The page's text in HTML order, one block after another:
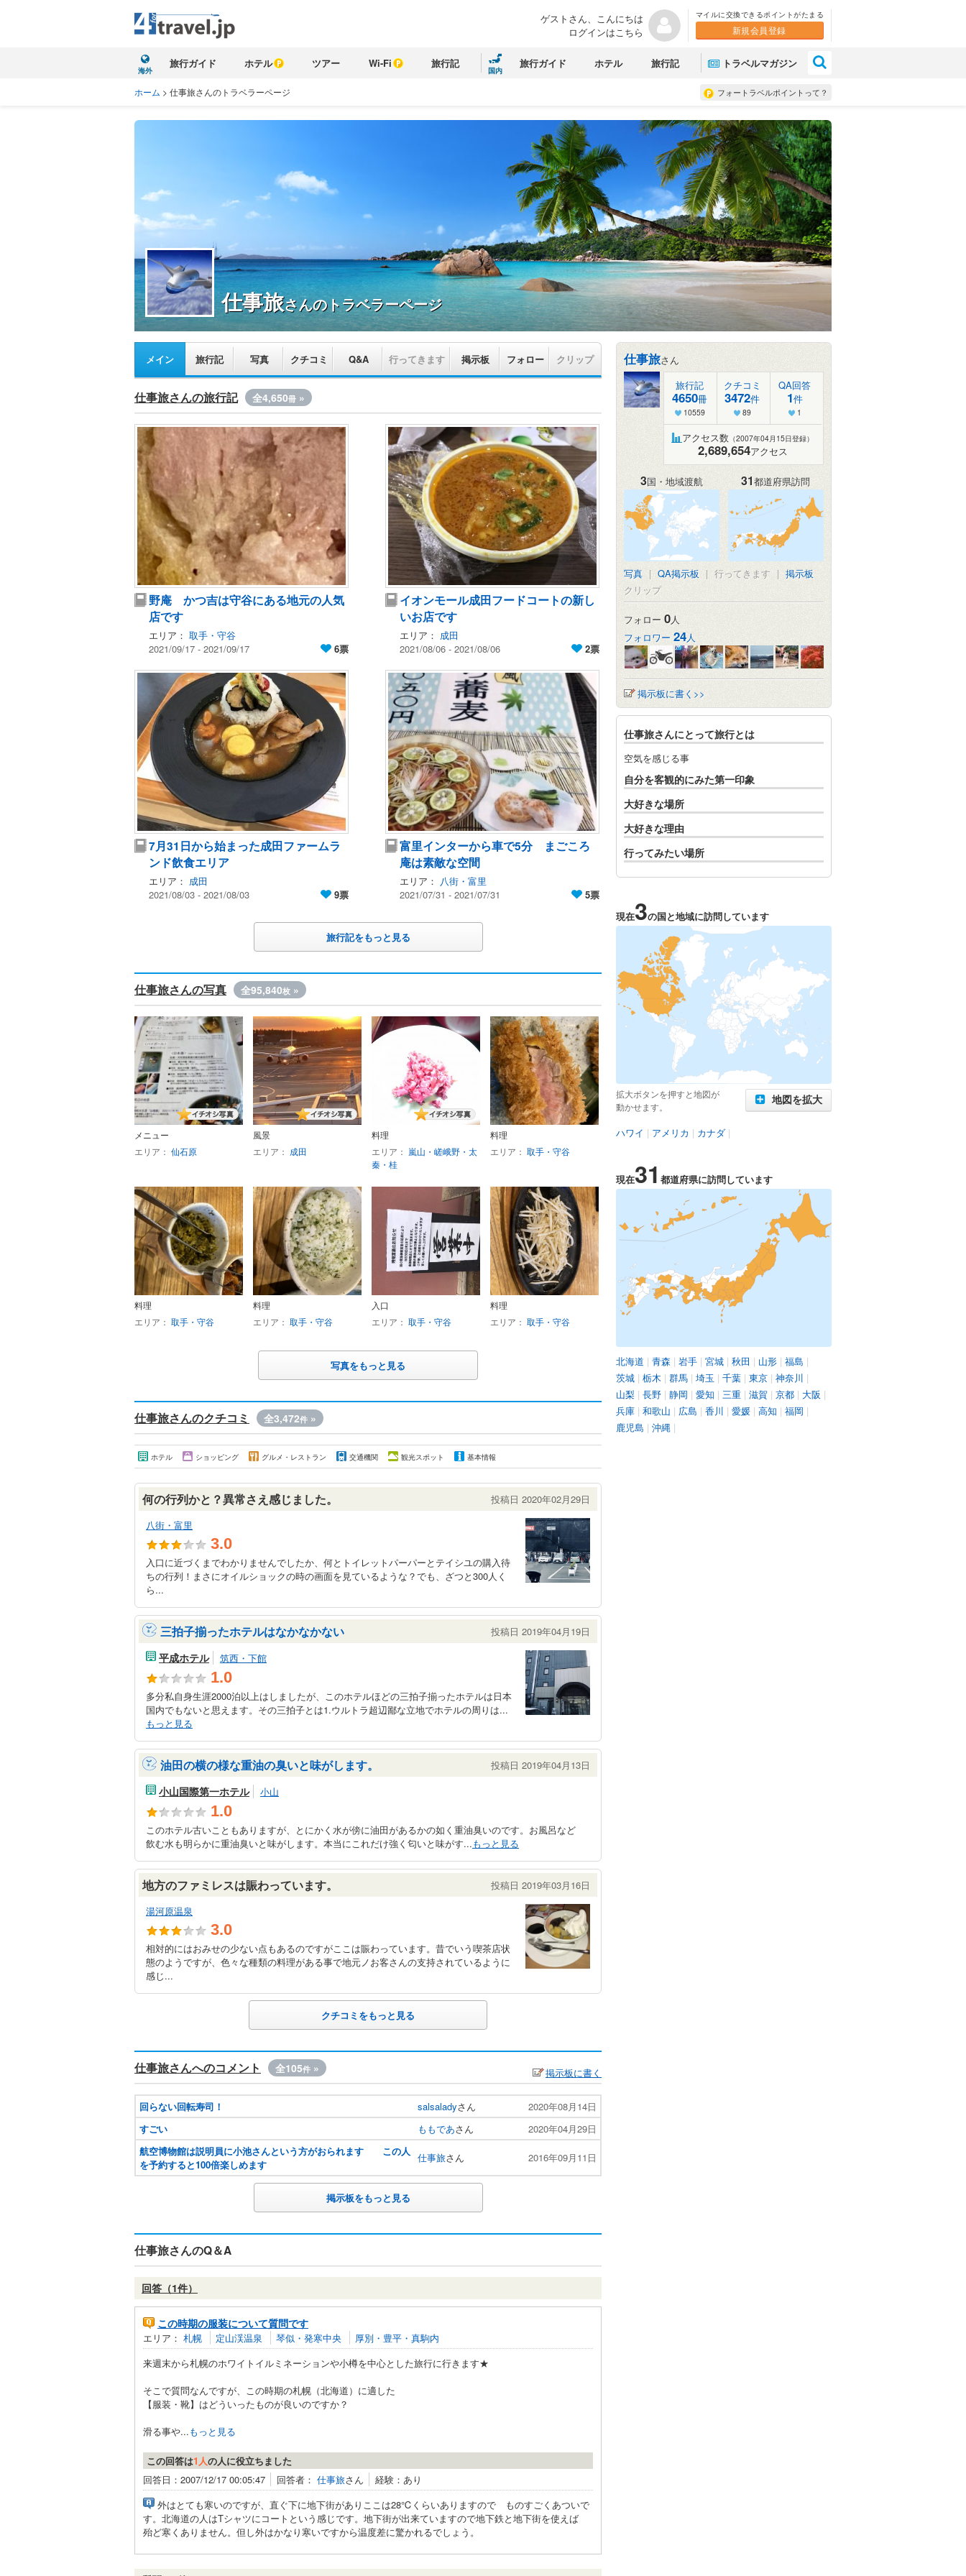
ゲストさん、こんにちは
ログインはこちら
マイルに交換できるポイントがたまる
新規会員登録
海外
旅行ガイド ホテル ツアー Wi-Fi 旅行記
国内
旅行ガイド ホテル 旅行記 トラベルマガジン
フォートラベルポイントって？
ホーム > 仕事旅さんのトラベラーページ
仕事旅さんのトラベラーページ
メイン 旅行記 写真 クチコミ Q&A 行ってきます 掲示板 フォロー クリップ
仕事旅さんの旅行記 全4,650冊 »
野庵 かつ吉は守谷にある地元の人気
店です
エリア： 取手・守谷
2021/09/17 - 2021/09/17
6票
イオンモール成田フードコートの新し
いお店です
エリア： 成田
2021/08/06 - 2021/08/06
2票
7月31日から始まった成田ファームラ
ンド飲食エリア
エリア： 成田
2021/08/03 - 2021/08/03
9票
富里インターから車で5分 まごころ
庵は素敵な空間
エリア： 八街・富里
2021/07/31 - 2021/07/31
5票
旅行記をもっと見る
仕事旅さんの写真 全95,840枚 »
メニュー
エリア： 仙石原
風景
エリア： 成田
料理
エリア： 嵐山・嵯峨野・太
秦・桂
料理
エリア： 取手・守谷
料理
エリア： 取手・守谷
料理
エリア： 取手・守谷
入口
エリア： 取手・守谷
料理
エリア： 取手・守谷
写真をもっと見る
仕事旅さんのクチコミ 全3,472件 »
ホテル ショッピング グルメ・レストラン 交通機関 観光スポット 基本情報
何の行列かと？異常さえ感じました。
投稿日 2020年02月29日
八街・富里
3.0
入口に近づくまでわかりませんでしたか、何とトイレットパーパーとテイシユの購入待
ちの行列！まさにオイルショックの時の画面を見ているような？でも、ざつと300人く
ら...
三拍子揃ったホテルはなかなかない 投稿日 2019年04月19日
平成ホテル 筑西・下館
1.0
多分私自身生涯2000泊以上はしましたが、このホテルほどの三拍子揃ったホテルは日本
国内でもないと思えます。その三拍子とは1.ウルトラ超辺鄙な立地でホテルの周りは...
もっと見る
油田の横の様な重油の臭いと味がします。 投稿日 2019年04月13日
小山国際第一ホテル 小山
1.0
このホテル古いこともありますが、とにかく水が傍に油田があるかの如く重油臭いのです。お風呂など
飲む水も明らかに重油臭いと味がします。本当にこれだけ強く匂いと味がす...もっと見る
地方のファミレスは賑わっています。
投稿日 2019年03月16日
湯河原温泉
3.0
相対的にはおみせの少ない点もあるのですがここは賑わっています。昔でいう喫茶店状
態のようですが、色々な種類の料理がある事で地元ノお客さんの支持されているように
感じ...
クチコミをもっと見る
仕事旅さんへのコメント 全105件 » 掲示板に書く
回らない回転寿司！ salsaladyさん
2020年08月14日
すごい
ももであさん
2020年04月29日
航空博物館は説明員に小池さんという方がおられます この人
を予約すると100倍楽しめます
仕事旅さん 2016年09月11日
掲示板をもっと見る
仕事旅さんのQ＆A
回答（1件）
この時期の服装について質問です
エリア： 札幌 定山渓温泉 琴似・発寒中央
厚別・豊平・真駒内
来週末から札幌のホワイトイルミネーションや小樽を中心とした旅行に行きます★
そこで質問なんですが、この時期の札幌（北海道）に適した
【服装・靴】はどういったものが良いのですか？
滑る事や...もっと見る
この回答は1人の人に役立ちました
回答日：2007/12/17 00:05:47
回答者： 仕事旅さん
経験：あり
外はとても寒いのですが、直ぐ下に地下街がありここは28℃くらいありますので ものすごくあついで
す。北海道の人はTシャツにコートという感じです。地下街が出来ていますので地下鉄と地下街を使えば
殆ど寒くありません。但し外はかなり寒いですから温度差に驚かれるでしょう。
仕事旅さん
旅行記
4650冊
10559
クチコミ
3472件
89
QA回答
1件
1
アクセス数 （2007年04月15日登録）
2,689,654アクセス
3国・地域渡航 31都道府県訪問
写真 | QA掲示板 | 行ってきます | 掲示板
クリップ
フォロー 0人
フォロワー 24人
掲示板に書く>>
仕事旅さんにとって旅行とは
空気を感じる事
自分を客観的にみた第一印象
大好きな場所
大好きな理由
行ってみたい場所
現在3の国と地域に訪問しています
拡大ボタンを押すと地図が
動かせます。
地図を拡大
ハワイ | アメリカ | カナダ |
現在31 都道府県に訪問しています
北海道 | 青森 | 岩手 | 宮城 | 秋田 | 山形 | 福島 |
茨城 | 栃木 | 群馬 | 埼玉 | 千葉 | 東京 | 神奈川 |
山梨 | 長野 | 静岡 | 愛知 | 三重 | 滋賀 | 京都 | 大阪 |
兵庫 | 和歌山 | 広島 | 香川 | 愛媛 | 高知 | 福岡 |
鹿児島 | 沖縄 |